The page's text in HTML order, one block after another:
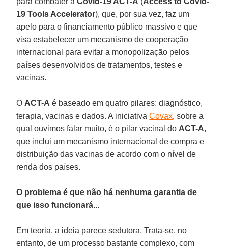
19 Tools Accelerator), que, por sua vez, faz um
apelo para o financiamento público massivo e que
visa estabelecer um mecanismo de cooperação
internacional para evitar a monopolização pelos
países desenvolvidos de tratamentos, testes e
vacinas.
O ACT-A é baseado em quatro pilares: diagnóstico,
terapia, vacinas e dados. A iniciativaCovax, sobre a
qual ouvimos falar muito, é o pilar vacinal do ACT-A,
que inclui um mecanismo internacional de compra e
distribuição das vacinas de acordo com o nível de
renda dos países.
O problema é que não há nenhuma garantia de
que isso funcionará...
Em teoria, a ideia parece sedutora. Trata-se, no
entanto, de um processo bastante complexo, com